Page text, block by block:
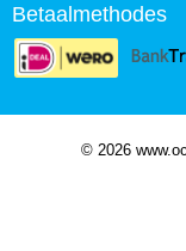
Betaalmethodes
© 2026